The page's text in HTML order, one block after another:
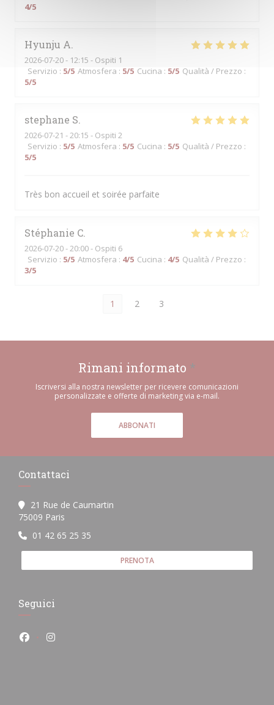
4/5
Hyunju A
2026-07-20- 12:15 - Ospiti 1
Servizio : 5/5 Atmosfera : 5/5 Cucina : 5/5 Qualità / Prezzo :
5/5
stephane S
2026-07-21 - 20:15 - Ospiti 2
Servizio : 5/5 Atmosfera : 5/5 Cucina : 5/5 Qualità / Prezzo :
5/5
Très bon accueil et soirée parfaite
Stéphanie C
2026-07-20- 20:00 - Ospiti 6
Servizio : 5/5 Atmosfera : 4/5 Cucina : 4/5 Qualità / Prezzo :
3/5
1 2 3
Rimani informato *
Iscriversi alla nostra newsletter per ricevere comunicazioni
personalizzate e offerte di marketing via e-mail.
ABBONATI
Contattaci
21 Rue de Caumartin
75009 Paris
01 42 65 25 35
PRENOTA
Seguici
Facebook ((apre una nuova finestra))
Instagram ((apre una nuova finestra))